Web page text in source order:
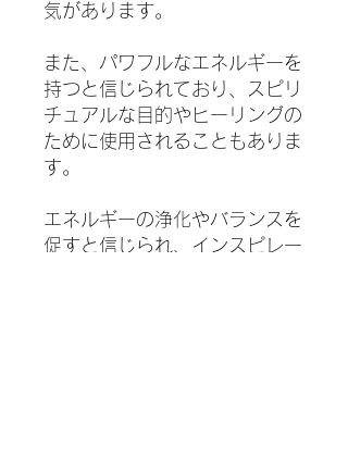
気があります。
また、パワフルなエネルギーを
持つと信じられており、スピリ
チュアルな目的やヒーリングの
ために使用されることもありま
す。
エネルギーの浄化やバランスを
促すと信じられ、インスピレー